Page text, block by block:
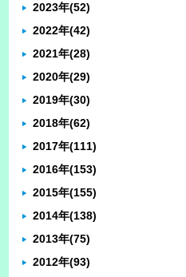
2023年(52)
2022年(42)
2021年(28)
2020年(29)
2019年(30)
2018年(62)
2017年(111)
2016年(153)
2015年(155)
2014年(138)
2013年(75)
2012年(93)